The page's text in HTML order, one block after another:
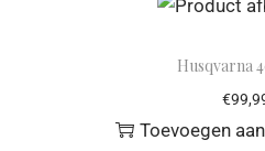
Husqvarna
€
Toevoegen